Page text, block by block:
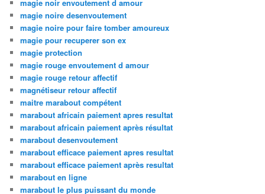
magie noir envoutement d amour
magie noire desenvoutement
magie noire pour faire tomber amoureux
magie pour recuperer son ex
magie protection
magie rouge envoutement d amour
magie rouge retour affectif
magnétiseur retour affectif
maitre marabout compétent
marabout africain paiement apres resultat
marabout africain paiement après résultat
marabout desenvoutement
marabout efficace paiement apres resultat
marabout efficace paiement après resultat
marabout en ligne
marabout le plus puissant du monde